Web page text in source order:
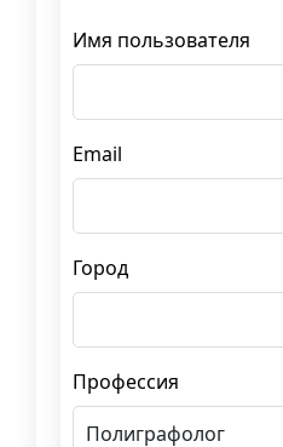
Имя пользователя
Email
Город
Профессия